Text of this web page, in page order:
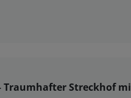
Streckhof